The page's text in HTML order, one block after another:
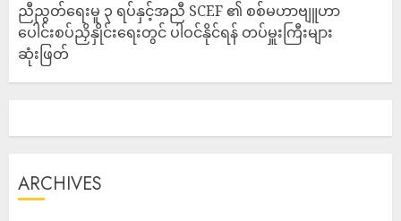
ညီညွတ်ရေးမူ ၃ ရပ်နှင့်အညီ SCEF ၏ စစ်မဟာဗျူဟာ
ပေါင်းစပ်ညှိနှိုင်းရေးတွင် ပါဝင်နိုင်ရန် တပ်မှူးကြီးများ
ဆုံးဖြတ်
ARCHIVES